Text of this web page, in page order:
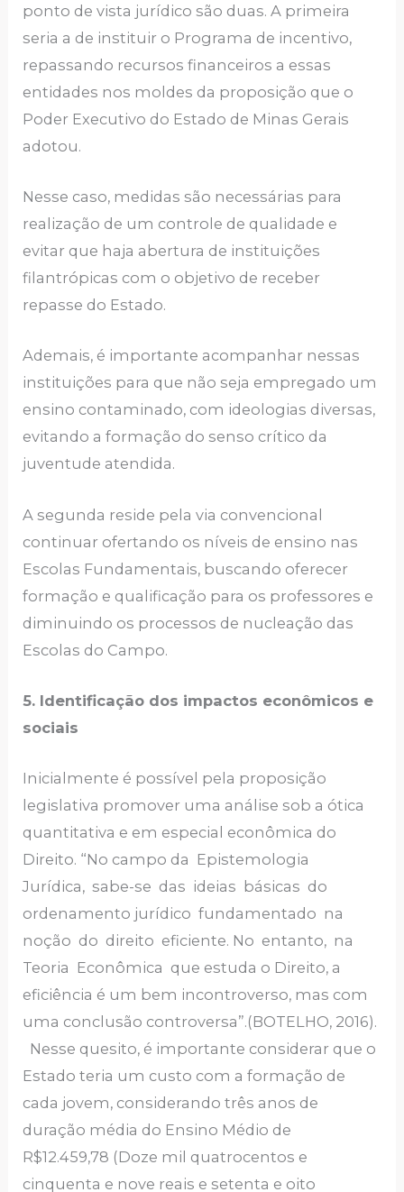
ponto de vista jurídico são duas. A primeira
seria a de instituir o Programa de incentivo,
repassando recursos financeiros a essas
entidades nos moldes da proposição que o
Poder Executivo do Estado de Minas Gerais
adotou.
Nesse caso, medidas são necessárias para
realização de um controle de qualidade e
evitar que haja abertura de instituições
filantrópicas com o objetivo de receber
repasse do Estado.
Ademais, é importante acompanhar nessas
instituições para que não seja empregado um
ensino contaminado, com ideologias diversas,
evitando a formação do senso crítico da
juventude atendida.
A segunda reside pela via convencional
continuar ofertando os níveis de ensino nas
Escolas Fundamentais, buscando oferecer
formação e qualificação para os professores e
diminuindo os processos de nucleação das
Escolas do Campo.
5. Identificação dos impactos econômicos e
sociais
Inicialmente é possível pela proposição
legislativa promover uma análise sob a ótica
quantitativa e em especial econômica do
Direito. “No campo da Epistemologia
Jurídica, sabe-se das ideias básicas do
ordenamento jurídico fundamentado na
noção do direito eficiente. No entanto, na
Teoria Econômica que estuda o Direito, a
eficiência é um bem incontroverso, mas com
uma conclusão controversa”.(BOTELHO, 2016).
Nesse quesito, é importante considerar que o
Estado teria um custo com a formação de
cada jovem, considerando três anos de
duração média do Ensino Médio de
R$12.459,78 (Doze mil quatrocentos e
cinquenta e nove reais e setenta e oito